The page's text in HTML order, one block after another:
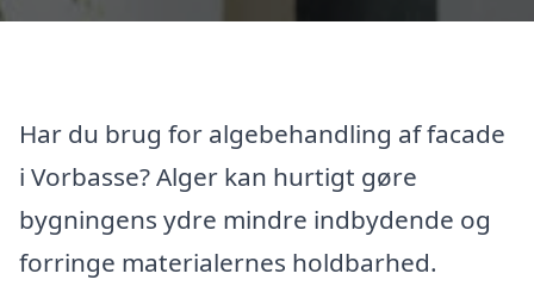
Har du brug for algebehandling af facade
i Vorbasse? Alger kan hurtigt gøre
bygningens ydre mindre indbydende og
forringe materialernes holdbarhed.